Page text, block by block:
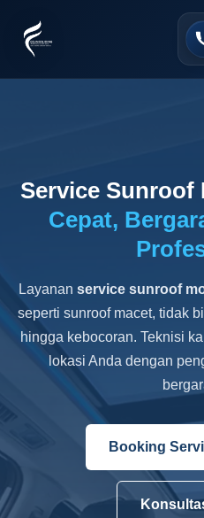
Service Sunroof
Cepat,
Layanan service sunroof
seperti sunroof macet, tidak
hingga kebocoran. Teknisi
lokasi Anda dengan
Booking